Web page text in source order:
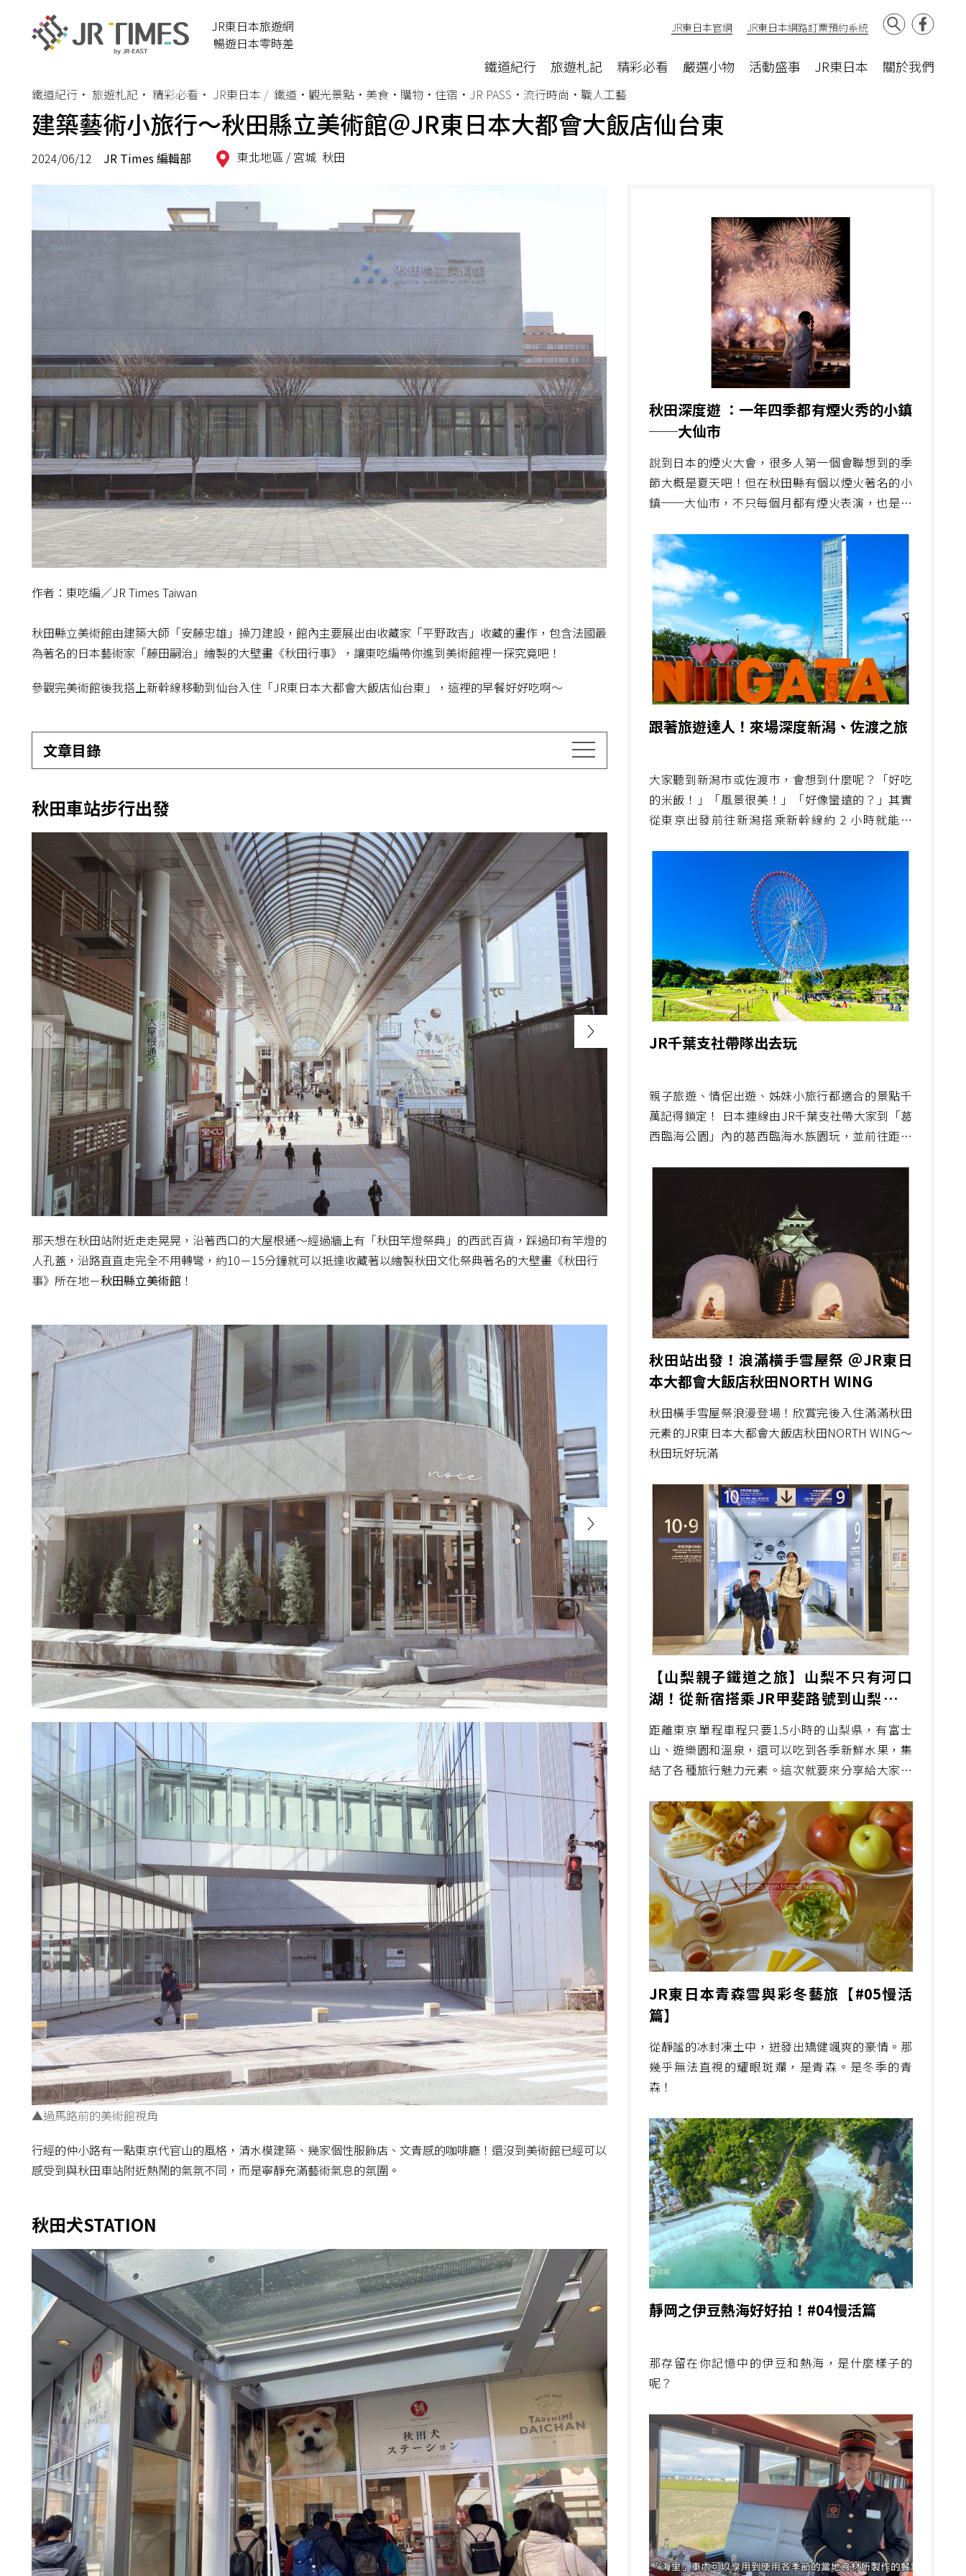
JR東日本旅遊網
暢遊日本零時差
鐵道紀行 旅遊札記 精彩必看 嚴選小物 活動盛事 JR東日本 關於我們
JR東日本官網 JR東日本網路訂票預約系統
鐵道紀行 •旅遊札記 •精彩必看 • JR東日本 鐵道•觀光景點•美食•購物•住宿•JR PASS•流行時尚•職人工藝
建築藝術小旅行～秋田縣立美術館＠JR東日本大都會大飯店仙台東
2024/06/12 JR Times 編輯部 東北地區 / 宮城 秋田
作者：東吃編／JR Times Taiwan
秋田縣立美術館由建築大師「安藤忠雄」操刀建設，館內主要展出由收藏家「平野政吉」收藏的畫作，包含法國最
為著名的日本藝術家「藤田嗣治」繪製的大壁畫《秋田行事》，讓東吃編帶你進到美術館裡一探究竟吧！
參觀完美術館後我搭上新幹線移動到仙台入住「JR東日本大都會大飯店仙台東」，這裡的早餐好好吃啊～
文章目錄
秋田車站步行出發
那天想在秋田站附近走走晃晃，沿著西口的大屋根通～經過牆上有「秋田竿燈祭典」的西武百貨，踩過印有竿燈的
人孔蓋，沿路直直走完全不用轉彎，約10－15分鐘就可以抵達收藏著以繪製秋田文化祭典著名的大壁畫《秋田行
事》所在地－秋田縣立美術館 ！
▲過馬路前的美術館視角
行經的仲小路有一點東京代官山的風格，清水模建築、幾家個性服飾店、文青感的咖啡廳！還沒到美術館已經可以
感受到與秋田車站附近熱鬧的氣氛不同，而是寧靜充滿藝術氣息的氛圍。
秋田犬STATION
秋田深度遊 ：一年四季都有煙火秀的小鎮
──大仙市
說到日本的煙火大會，很多人第一個會聯想到的季
節大概是夏天吧！但在秋田縣有個以煙火著名的小
鎮──大仙市，不只每個月都有煙火表演，也是日
文化以外，大仙市有許多值得一訪的寶藏景點！
跟著旅遊達人！來場深度新潟、佐渡之旅
大家聽到新潟市或佐渡市，會想到什麼呢？「好吃
的米飯！」「風景很美！」「好像蠻遠的？」其實
從東京出發前往新潟搭乘新幹線約 2 小時就能抵
JR千葉支社帶隊出去玩
親子旅遊、情侶出遊、姊妹小旅行都適合的景點千
萬記得鎖定！ 日本連線由JR千葉支社帶大家到「葛
西臨海公園」內的葛西臨海水族園玩，並前往距離
秋田站出發！浪滿橫手雪屋祭 ＠JR東日
本大都會大飯店秋田NORTH WING
秋田橫手雪屋祭浪漫登場！欣賞完後入住滿滿秋田
元素的JR東日本大都會大飯店秋田NORTH WING～
秋田玩好玩滿
【山梨親子鐵道之旅】山梨不只有河口
湖！從新宿搭乘JR甲斐路號到山梨吃草
莓、泡溫泉、笛吹川水果公園搭遊園列車
賞富士山
距離東京單程車程只要1.5小時的山梨県，有富士
山、遊樂園和溫泉，還可以吃到各季新鮮水果，集
結了各種旅行魅力元素。這次就要來分享給大家其
家，而且這些景點都很適合家族旅行喔！
JR東日本青森雪與彩冬藝旅【#05慢活
篇】
從靜謐的冰封凍土中，迸發出矯健颯爽的豪情。那
幾乎無法直視的耀眼斑斕，是青森。是冬季的青
森！
靜岡之伊豆熱海好好拍！#04慢活篇
那存留在你記憶中的伊豆和熱海，是什麼樣子的
呢？